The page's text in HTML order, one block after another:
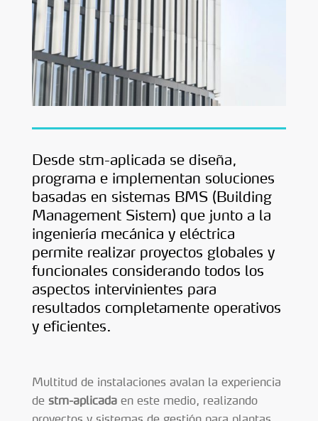
Desde stm-aplicada se diseña,
programa e implementan soluciones
basadas en sistemas BMS (Building
Management Sistem) que junto a la
ingeniería mecánica y eléctrica
permite realizar proyectos globales y
funcionales considerando todos los
aspectos intervinientes para
resultados completamente operativos
y eficientes.
Multitud de instalaciones avalan la experiencia
de stm-aplicadaen este medio, realizando